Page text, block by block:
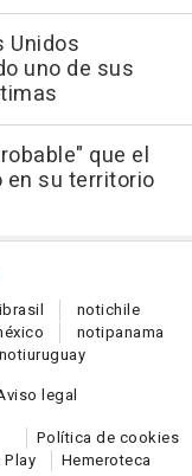
Unidos
uno de sus
que el
en su territorio
brasil notichile
notipanama
notiuruguay
legal
Política de cookies
Hemeroteca